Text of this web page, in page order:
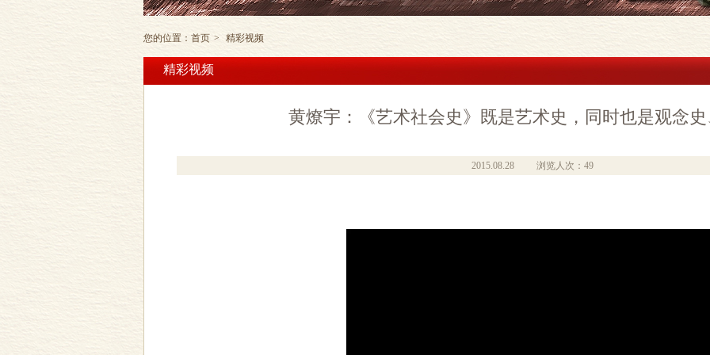
您的位置： 首页 > 精彩视频
精彩视频
黄燎宇：《艺术社会史》既是艺术史，同时也是观念
2015.08.28 浏览人次：49